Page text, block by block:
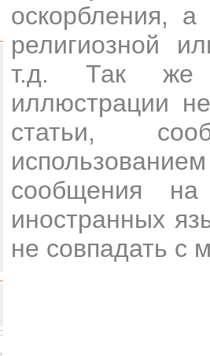
оскорбления,
религиозной
т.д. Так же
иллюстрации
статьи,
сообщения
иностранных
не совпадать с